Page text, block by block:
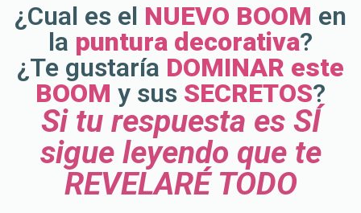
¿Cual es el NUEVO BOOM en
la puntura decorativa?
¿Te gustaría DOMINAR este
BOOM y sus SECRETOS?
Si tu respuesta es SÍ
sigue leyendo que te
REVELARÉ TODO